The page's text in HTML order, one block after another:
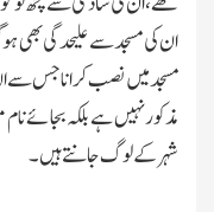
ان کی مسجد سے علیحدگی بھی
مسجد میں نصب کرانا جس سے
مذکورنہیں ہے بلکہ بجائے
شہر کے لوگ جانتے ہیں۔